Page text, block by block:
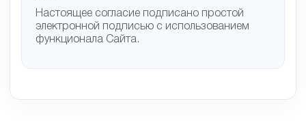
Настоящее согласие подписано простой
электронной подписью с использованием
функционала Сайта.